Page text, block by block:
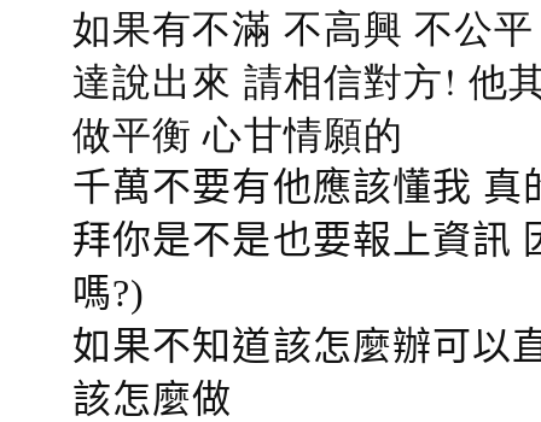
如果有不滿 不高興 不公
達說出來 請相信對方! 他
做平衡 心甘情願的
千萬不要有他應該懂我
拜你是不是也要報上資訊
嗎?)
如果不知道該怎麼辦可以
該怎麼做